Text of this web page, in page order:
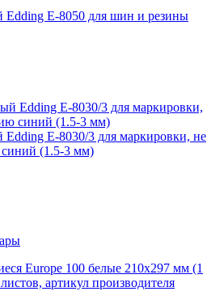
E-8050 для шин и резины
E-8030/3 для маркировки, не
(1.5-3 мм)